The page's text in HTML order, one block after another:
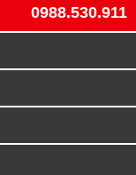
0988.530.911